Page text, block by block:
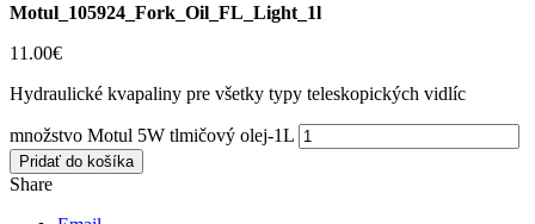
Motul_105924_Fork_Oil_FL_Light_1l
11.00€
Hydraulické kvapaliny pre všetky typy teleskopických vidlíc
množstvo Motul 5W tlmičový olej-1L
Pridať do košíka
Share